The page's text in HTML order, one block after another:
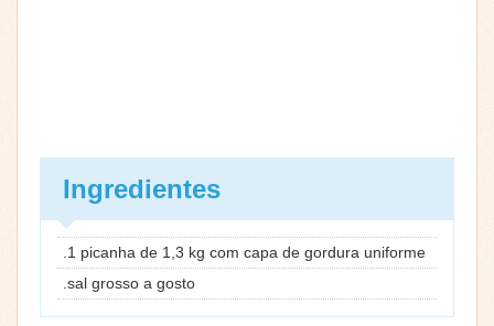
Ingredientes
.1 picanha de 1,3 kg com capa de gordura uniforme
.sal grosso a gosto